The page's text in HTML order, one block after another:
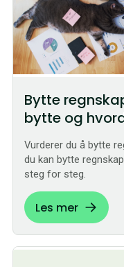
Bytte
bytte og
Vurderer du å bytte
du kan bytte
steg for steg.
Les mer